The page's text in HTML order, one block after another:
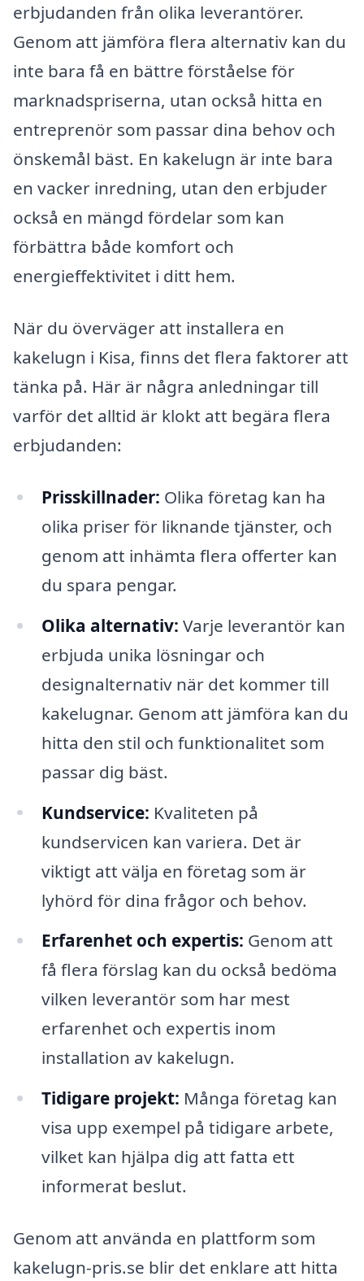
erbjudanden från olika leverantörer.
Genom att jämföra flera alternativ kan du
inte bara få en bättre förståelse för
marknadspriserna, utan också hitta en
entreprenör som passar dina behov och
önskemål bäst. En kakelugn är inte bara
en vacker inredning, utan den erbjuder
också en mängd fördelar som kan
förbättra både komfort och
energieffektivitet i ditt hem.
När du överväger att installera en
kakelugn i Kisa, finns det flera faktorer att
tänka på. Här är några anledningar till
varför det alltid är klokt att begära flera
erbjudanden:
Prisskillnader: Olika företag kan ha
olika priser för liknande tjänster, och
genom att inhämta flera offerter kan
du spara pengar.
Olika alternativ: Varje leverantör kan
erbjuda unika lösningar och
designalternativ när det kommer till
kakelugnar. Genom att jämföra kan du
hitta den stil och funktionalitet som
passar dig bäst.
Kundservice: Kvaliteten på
kundservicen kan variera. Det är
viktigt att välja en företag som är
lyhörd för dina frågor och behov.
Erfarenhet och expertis: Genom att
få flera förslag kan du också bedöma
vilken leverantör som har mest
erfarenhet och expertis inom
installation av kakelugn.
Tidigare projekt: Många företag kan
visa upp exempel på tidigare arbete,
vilket kan hjälpa dig att fatta ett
informerat beslut.
Genom att använda en plattform som
kakelugn-pris.se blir det enklare att hitta